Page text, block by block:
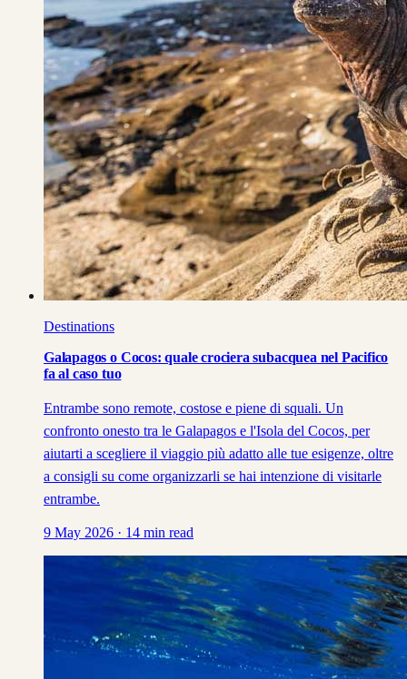
Destinations
Galapagos o Cocos: quale crociera subacquea nel Pacifico
fa al caso tuo
Entrambe sono remote, costose e piene di squali. Un
confronto onesto tra le Galapagos e l'Isola del Cocos, per
aiutarti a scegliere il viaggio più adatto alle tue esigenze, oltre
a consigli su come organizzarli se hai intenzione di visitarle
entrambe.
9 May 2026 · 14 min read